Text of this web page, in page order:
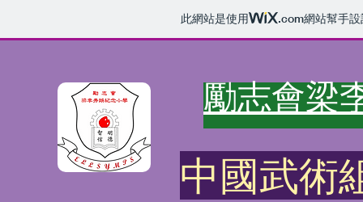
此網站是使用 .com網站幫手
勵志會梁
中國​武術